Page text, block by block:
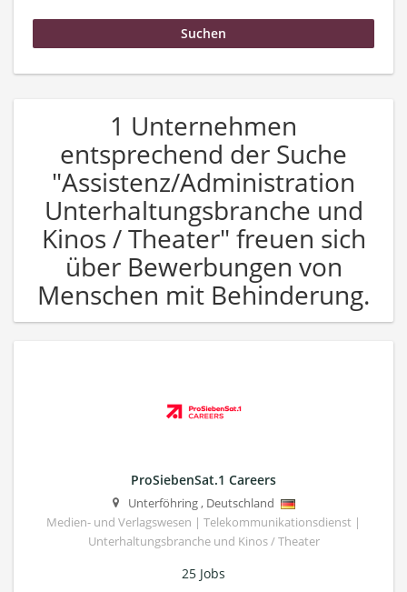
1 Unternehmen
entsprechend der Suche
"Assistenz/Administration
Unterhaltungsbranche und
Kinos / Theater" freuen sich
über Bewerbungen von
Menschen mit Behinderung.
ProSiebenSat.1 Careers
Unterföhring, Deutschland
Medien- und Verlagswesen | Telekommunikationsdienst |
Unterhaltungsbranche und Kinos / Theater
25 Jobs